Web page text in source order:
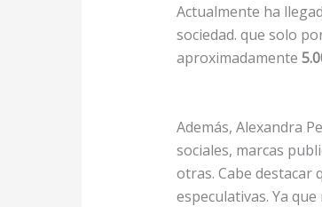
Actualmente ha
sociedad. que solo
aproximadamente
Además, Alexandra
sociales, marcas
otras. Cabe destacar
especulativas. Ya